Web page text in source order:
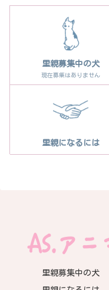
里親募集中の犬
現在募集はありません
里親になるには
里親募集中の犬